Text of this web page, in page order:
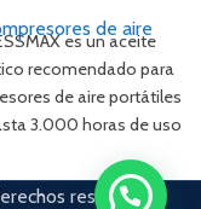
de aire
es un aceite
recomendado para
de aire portátiles
3.000 horas de uso
reservados.